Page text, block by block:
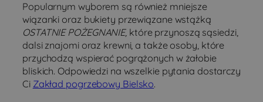
Popularnym wyborem są również mniejsze
wiązanki oraz bukiety przewiązane wstążką
OSTATNIE POŻEGNANIE, które przynoszą sąsiedzi,
dalsi znajomi oraz krewni, a także osoby, które
przychodzą wspierać pogrążonych w żałobie
bliskich. Odpowiedzi na wszelkie pytania dostarczy
Ci Zakład pogrzebowy Bielsko.